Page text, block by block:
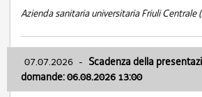
Azienda sanitaria universitaria Friuli Centrale
07.07.2026 - Scadenza della
domande: 06.08.2026 13:00